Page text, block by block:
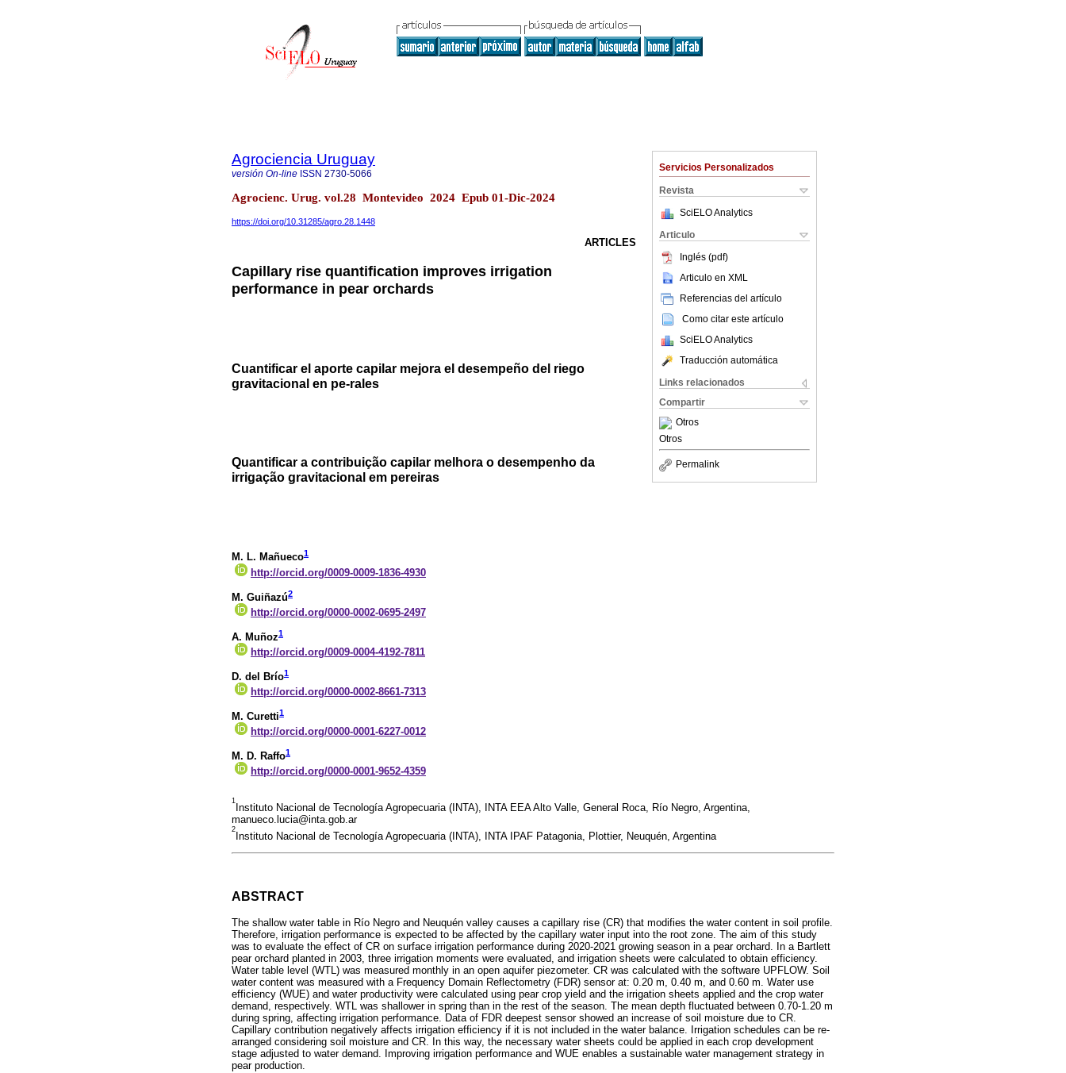
Servicios Personalizados
Revista
SciELO Analytics
Articulo
Inglés (pdf)
Articulo en XML
Referencias del artículo
Como citar este artículo
SciELO Analytics
Traducción automática
Links relacionados
Compartir
Otros
Otros
Permalink
Agrociencia Uruguay
versión On-line ISSN 2730-5066
Agrocienc. Urug. vol.28 Montevideo 2024 Epub 01-Dic-2024
https://doi.org/10.31285/agro.28.1448
ARTICLES
Capillary rise quantification improves irrigation
performance in pear orchards
Cuantificar el aporte capilar mejora el desempeño del riego
gravitacional en pe-rales
Quantificar a contribuição capilar melhora o desempenho da
irrigação gravitacional em pereiras
M. L. Mañueco1
http://orcid.org/0009-0009-1836-4930
M. Guiñazú2
http://orcid.org/0000-0002-0695-2497
A. Muñoz1
http://orcid.org/0009-0004-4192-7811
D. del Brío1
http://orcid.org/0000-0002-8661-7313
M. Curetti1
http://orcid.org/0000-0001-6227-0012
M. D. Raffo1
http://orcid.org/0000-0001-9652-4359
1
Instituto Nacional de Tecnología Agropecuaria (INTA), INTA EEA Alto Valle, General Roca, Río Negro, Argentina,
manueco.lucia@inta.gob.ar
2
Instituto Nacional de Tecnología Agropecuaria (INTA), INTA IPAF Patagonia, Plottier, Neuquén, Argentina
ABSTRACT
The shallow water table in Río Negro and Neuquén valley causes a capillary rise (CR) that modifies the water content in soil profile.
Therefore, irrigation performance is expected to be affected by the capillary water input into the root zone. The aim of this study
was to evaluate the effect of CR on surface irrigation performance during 2020-2021 growing season in a pear orchard. In a Bartlett
pear orchard planted in 2003, three irrigation moments were evaluated, and irrigation sheets were calculated to obtain efficiency.
Water table level (WTL) was measured monthly in an open aquifer piezometer. CR was calculated with the software UPFLOW. Soil
water content was measured with a Frequency Domain Reflectometry (FDR) sensor at: 0.20 m, 0.40 m, and 0.60 m. Water use
efficiency (WUE) and water productivity were calculated using pear crop yield and the irrigation sheets applied and the crop water
demand, respectively. WTL was shallower in spring than in the rest of the season. The mean depth fluctuated between 0.70-1.20 m
during spring, affecting irrigation performance. Data of FDR deepest sensor showed an increase of soil moisture due to CR.
Capillary contribution negatively affects irrigation efficiency if it is not included in the water balance. Irrigation schedules can be re-
arranged considering soil moisture and CR. In this way, the necessary water sheets could be applied in each crop development
stage adjusted to water demand. Improving irrigation performance and WUE enables a sustainable water management strategy in
pear production.